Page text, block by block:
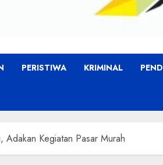
PERISTIWA KRIMINAL
Adakan Kegiatan Pasar Murah